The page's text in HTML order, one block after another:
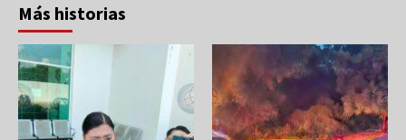
Más historias